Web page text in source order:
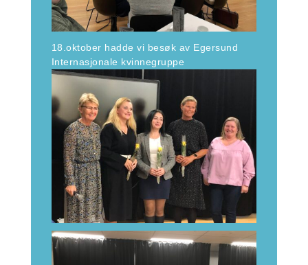
18.oktober hadde vi besøk av Egersund
Internasjonale kvinnegruppe